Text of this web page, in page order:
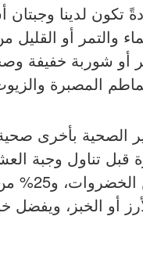
لدينا وجبتان
والتمر أو القليل
أو شوربة خفيفة
المصبرة والزيوت
الصحية بأخرى
تناول وجبة
تكون
كالأرز أو